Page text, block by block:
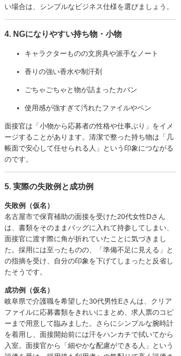
い場合は、シンプルなビジネス仕様を選びましょう。
4. NGになりやすい持ち物・小物
キャラクターものの文房具や派手なノート
香りの強い香水や制汗剤
ごちゃごちゃと物が詰まったカバン
使用感が強すぎて汚れたファイルやペン
面接官は「小物から応募者の性格や仕事ぶり」をイメ
ージすることがあります。清潔で整った持ち物は「几
帳面で安心して任せられる人」という印象につながる
のです。
5. 実際の失敗例と成功例
失敗例（仮名）
名古屋市で保育補助の面接を受けた20代女性Dさん
は、書類をそのままバッグに入れて持参してしまい、
面接官に渡す際に角が折れていたことに気づきまし
た。採用には至ったものの、「準備不足に見える」と
の指摘を受け、自分の印象を下げてしまったと反省し
たそうです。
成功例（仮名）
岐阜県で介護職を希望した30代男性Eさんは、クリア
ファイルに応募書類をきれいにまとめ、求人票のコピ
ーまで用意して臨みました。さらにシンプルな腕時計
を着用し、面接開始前には汗をハンカチで拭いてから
入室。面接官から「細やかな配慮ができる人」という